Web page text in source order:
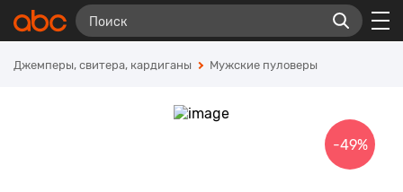
Джемперы, свитера, кардиганы Мужские пуловеры
-49%